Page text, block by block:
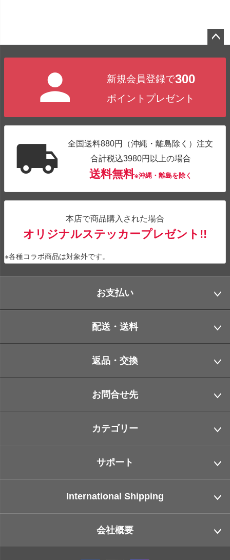
新規会員登録で300
ポイントプレゼント
全国送料880円（沖縄・離島除く）注文
合計税込3980円以上の場合
送料無料※沖縄・離島を除く
本店で商品購入された場合
オリジナルステッカープレゼント!!
※各種コラボ商品は対象外です。
お支払い
配送・送料
返品・交換
お問合せ先
カテゴリー
サポート
International Shipping
会社概要